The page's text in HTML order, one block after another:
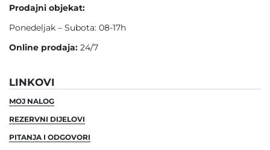
Prodajni objekat:
Ponedeljak – Subota: 08-17h
Online prodaja: 24/7
LINKOVI
MOJ NALOG
REZERVNI DIJELOVI
PITANJA I ODGOVORI